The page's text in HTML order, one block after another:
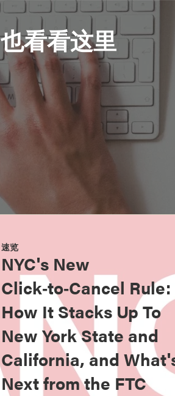
也看看这里
速览
NYC's New
Click‑to‑Cancel Rule:
How It Stacks Up To
New York State and
California, and
Next from the FTC